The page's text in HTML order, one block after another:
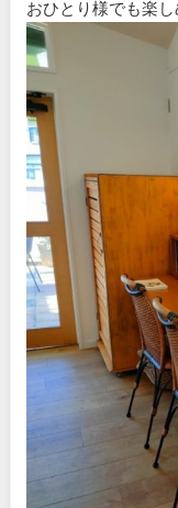
おひとり様でも楽し